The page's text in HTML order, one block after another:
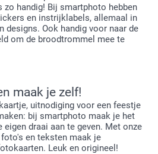
zo handig! Bij smartphoto hebben
en instrijklabels, allemaal in
designs. Ook handig voor naar de
om de broodtrommel mee te
maak je zelf!
uitnodiging voor een feestje
bij smartphoto maak je het
draai aan te geven. Met onze
en teksten maak je
Leuk en origineel!